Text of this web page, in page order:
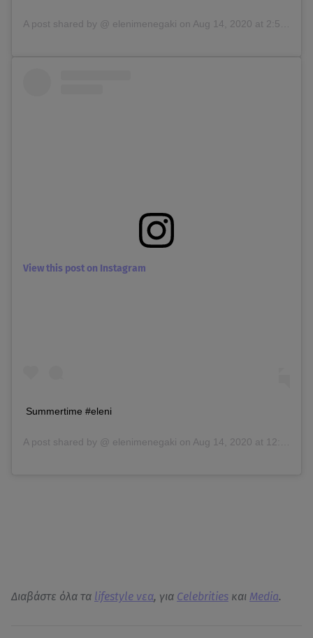
A post shared by @ elenimenegaki on Aug 14, 2020 at 2:52am PDT
View this post on Instagram
Summertime #eleni
A post shared by @ elenimenegaki on Aug 14, 2020 at 12:19am PDT
Διαβάστε όλα τα lifestyle νεα, για Celebrities και Media.